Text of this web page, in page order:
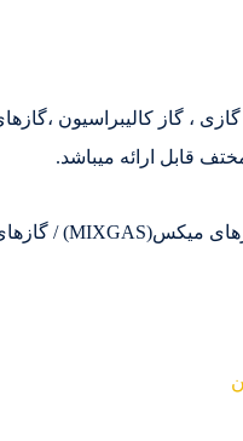
گازی ، گاز کالیبراسیون
قابل ارائه میباشد.